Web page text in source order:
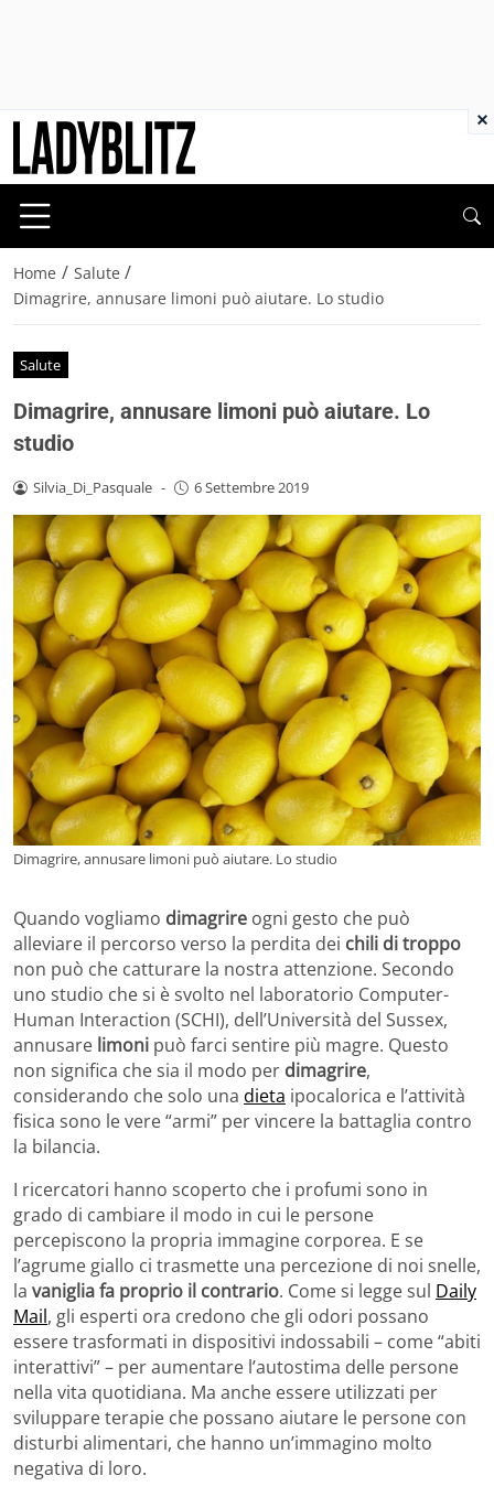
Home / Salute /
Dimagrire, annusare limoni può aiutare. Lo studio
Salute
Dimagrire, annusare limoni può aiutare. Lo
studio
Silvia_Di_Pasquale - 6 Settembre 2019
Dimagrire, annusare limoni può aiutare. Lo studio
Quando vogliamo dimagrire ogni gesto che può
alleviare il percorso verso la perdita dei chili di troppo
non può che catturare la nostra attenzione. Secondo
uno studio che si è svolto nel laboratorio Computer-
Human Interaction (SCHI), dell’Università del Sussex,
annusare limoni può farci sentire più magre. Questo
non significa che sia il modo per dimagrire,
considerando che solo una dieta ipocalorica e l’attività
fisica sono le vere “armi” per vincere la battaglia contro
la bilancia.
I ricercatori hanno scoperto che i profumi sono in
grado di cambiare il modo in cui le persone
percepiscono la propria immagine corporea. E se
l’agrume giallo ci trasmette una percezione di noi snelle,
la vaniglia fa proprio il contrario. Come si legge sul Daily
Mail, gli esperti ora credono che gli odori possano
essere trasformati in dispositivi indossabili – come “abiti
interattivi” – per aumentare l’autostima delle persone
nella vita quotidiana. Ma anche essere utilizzati per
sviluppare terapie che possano aiutare le persone con
disturbi alimentari, che hanno un’immagino molto
negativa di loro.
×